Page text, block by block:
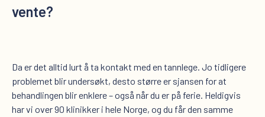
vente?
Da er det alltid lurt å ta kontakt med en tannlege. Jo tidligere
problemet blir undersøkt, desto større er sjansen for at
behandlingen blir enklere – også når du er på ferie. Heldigvis
har vi over 90 klinikker i hele Norge, og du får den samme